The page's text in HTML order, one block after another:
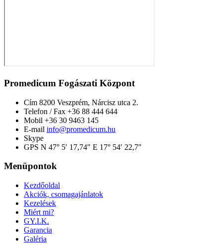
Promedicum Fogászati Központ
Cím 8200 Veszprém, Nárcisz utca 2.
Telefon / Fax +36 88 444 644
Mobil +36 30 9463 145
E-mail info@promedicum.hu
Skype
GPS N 47° 5′ 17,74″ E 17° 54′ 22,7″
Menüpontok
Kezdőoldal
Akciók, csomagajánlatok
Kezelések
Miért mi?
GY.I.K.
Garancia
Galéria